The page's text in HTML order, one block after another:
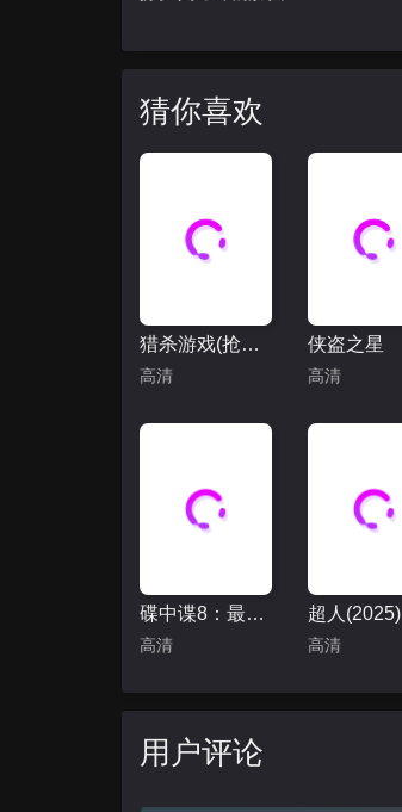
猜你喜欢
猎杀游戏(抢先版)
高清
侠盗之星
高清
碟中谍8：最终清算
高清
超人(2025)
高清
用户评论